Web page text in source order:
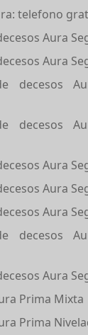
telefono
Aura
Aura
decesos
decesos
Aura
Aura
Aura
decesos
Aura
Prima Mixta
Prima